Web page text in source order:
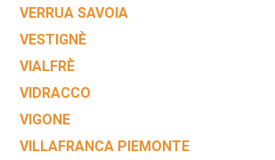
VERRUA SAVOIA
VESTIGNÈ
VIALFRÈ
VIDRACCO
VIGONE
VILLAFRANCA PIEMONTE